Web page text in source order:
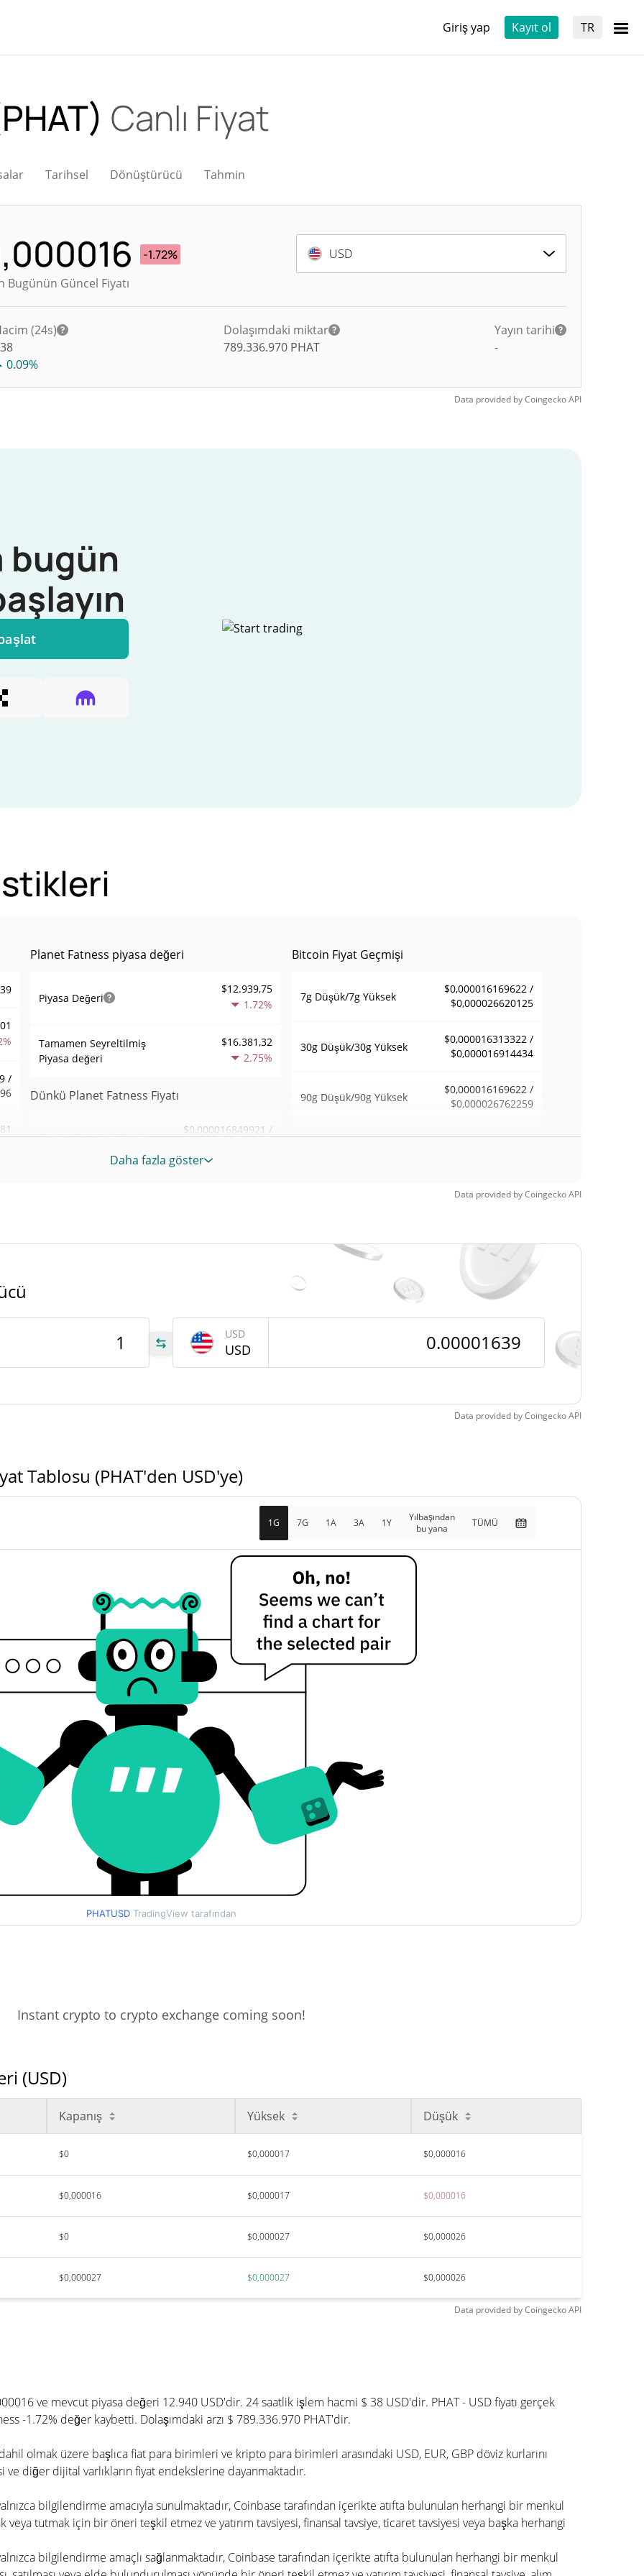
Giriş yap Kayıt ol TR
Canlı Fiyat
Tarihsel Dönüştürücü Tahmin
-1.72%
Bugünün Güncel Fiyatı
USD
(24s)
38
0.09%
Dolaşımdaki miktar
789.336.970 PHAT
Yayın tarihi
-
Data provided byCoingeckoAPI
bugün
/
Planet Fatness piyasa değeri
Piyasa Değeri
$12.939,75
1.72%
Tamamen Seyreltilmiş
Piyasa değeri
$16.381,32
2.75%
Dünkü Planet Fatness Fiyatı
Dünkü Düşük / Yüksek
$0,000016849921 /
Bitcoin Fiyat Geçmişi
7g Düşük/7g Yüksek
$0,000016169622 /
$0,000026620125
30g Düşük/30g Yüksek
$0,000016313322 /
$0,000016914434
90g Düşük/90g Yüksek
$0,000016169622 /
$0,000026762259
52 Hafta Düşük / 52
$0,000016169622 /
$0,0001141
Tüm Zamanlar Düşük
$0,0000161
1.80%
Daha fazla göster
Data provided byCoingeckoAPI
USD
USD
Data provided byCoingeckoAPI
Tablosu (PHAT'den USD'ye)
1G 7G 1A 3A 1Y
Yılbaşından
bu yana
TÜMÜ
PHATUSD TradingView tarafından
Instant crypto to crypto exchange coming soon!
(USD)
Kapanış Yüksek Düşük
$0 $0,000017 $0,000016
$0,000016 $0,000017 $0,000016
$0 $0,000027 $0,000026
$0,000027 $0,000027 $0,000026
Data provided byCoingeckoAPI
ve mevcut piyasa değeri 12.940 USD'dir. 24 saatlik işlem hacmi $ 38 USD'dir. PHAT - USD fiyatı gerçek
-1.72% değer kaybetti. Dolaşımdaki arzı $ 789.336.970 PHAT'dir.
olmak üzere başlıca fiat para birimleri ve kripto para birimleri arasındaki USD, EUR, GBP döviz kurlarını
ve diğer dijital varlıkların fiyat endekslerine dayanmaktadır.
bilgilendirme amacıyla sunulmaktadır, Coinbase tarafından içerikte atıfta bulunulan herhangi bir menkul
veya tutmak için bir öneri teşkil etmez ve yatırım tavsiyesi, finansal tavsiye, ticaret tavsiyesi veya başka herhangi
bilgilendirme amaçlı sağlanmaktadır, Coinbase tarafından içerikte atıfta bulunulan herhangi bir menkul